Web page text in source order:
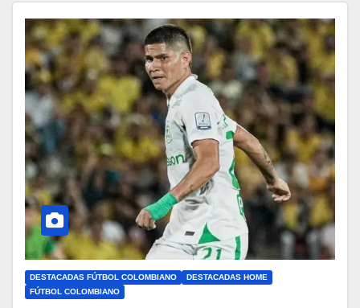
DESTACADAS FÚTBOL COLOMBIANO
DESTACADAS HOME
FÚTBOL COLOMBIANO